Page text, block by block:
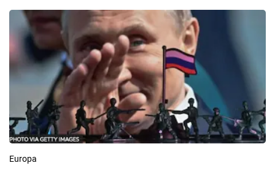
Europa